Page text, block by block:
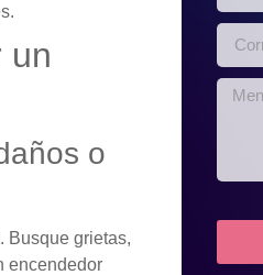
un
o
Busque grietas,
encendedor